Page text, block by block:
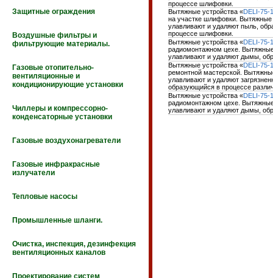
Защитные ограждения
Воздушные фильтры и
фильтрующие материалы.
Газовые отопительно-
вентиляционные и
кондиционирующие установки
Чиллеры и компрессорно-
конденсаторные установки
Газовые воздухонагреватели
Газовые инфракрасные
излучатели
Тепловые насосы
Промышленные шланги.
Очистка, инспекция, дезинфекция
вентиляционных каналов
Проектирование систем
процессе шлифовки.
Вытяжные устройства «DELI-75-
на участке шлифовки. Вытяжные
улавливают и удаляют пыль,
процессе шлифовки.
Вытяжные устройства «DELI-75-
радиомонтажном цехе.
улавливают и удаляют дымы,
Вытяжные устройства «DELI-75-
ремонтной мастерской.
улавливают и удаляют
образующийся в процессе
Вытяжные устройства «DELI-75-
радиомонтажном цехе.
улавливают и удаляют дымы,